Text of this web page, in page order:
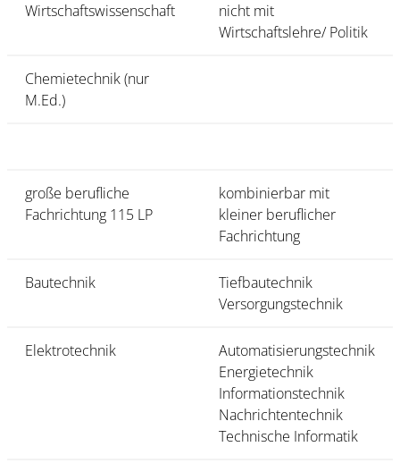
Wirtschaftswissenschaft
nicht mit
Wirtschaftslehre/ Politik
Chemietechnik (nur
M.Ed.)
große berufliche
Fachrichtung 115 LP
kombinierbar mit
kleiner beruflicher
Fachrichtung
Bautechnik
Tiefbautechnik
Versorgungstechnik
Elektrotechnik
Automatisierungstechnik
Energietechnik
Informationstechnik
Nachrichtentechnik
Technische Informatik